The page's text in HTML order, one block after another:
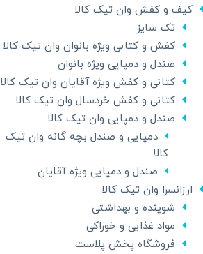
کیف و کفش وان تیک کالا
تک سایز
کفش و کتانی ویژه بانوان وان تیک کالا
صندل و دمپایی ویژه بانوان
کتانی و کفش ویژه آقایان وان تیک کالا
کتانی و کفش خردسال وان تیک کالا
صندل و دمپایی وان تیک کالا
دمپایی و صندل بچه گانه وان تیک
کالا
صندل و دمپایی ویژه آقایان
ارزانسرا وان تیک کالا
شوینده و بهداشتی
مواد غذایی و خوراکی
فروشگاه پخش پلاست